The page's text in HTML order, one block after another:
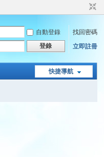
自動登錄
找回密碼
登錄 立即註冊
快捷導航